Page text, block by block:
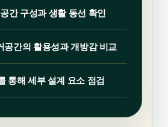
간 구성과 생활 동선 확인
공간의 활용성과 개방감 비교
통해 세부 설계 요소 점검